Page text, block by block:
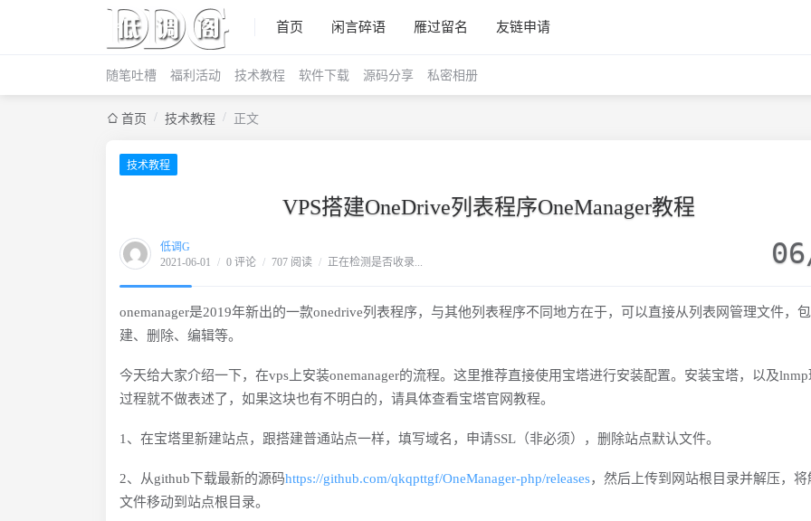
首页 闲言碎语 雁过留名 友链申请
随笔吐槽 福利活动 技术教程 软件下载 源码分享 私密相册
首页 / 技术教程 / 正文
技术教程
VPS搭建OneDrive列表程序OneManager教程
低调G
2021-06-01
/ 0 评论 / 707 阅读 / 正在检测是否收录...
onemanager是2019年新出的一款onedrive列表程序，与其他列表程序不同地方在于，可以直接从列表网管理文件，
建、删除、编辑等。
今天给大家介绍一下，在vps上安装onemanager的流程。这里推荐直接使用宝塔进行安装配置。安装宝塔，以及
过程就不做表述了，如果这块也有不明白的，请具体查看宝塔官网教程。
1、在宝塔里新建站点，跟搭建普通站点一样，填写域名，申请SSL（非必须），删除站点默认文件。
2、从github下载最新的源码https://github.com/qkqpttgf/OneManager-php/releases，然后上传到网站根目录并解压，将
文件移动到站点根目录。